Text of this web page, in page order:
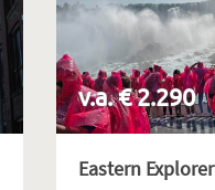
v.a. € 2.290
Eastern Explorer